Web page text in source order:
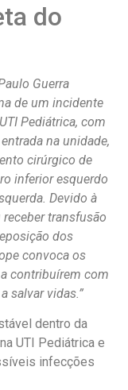
do
Guerra
de um incidente
Pediátrica, com
na unidade,
cirúrgico de
inferior esquerdo
Devido à
transfusão
dos
convoca os
contribuírem com
salvar vidas.”
dentro da
UTI Pediátrica e
infecções